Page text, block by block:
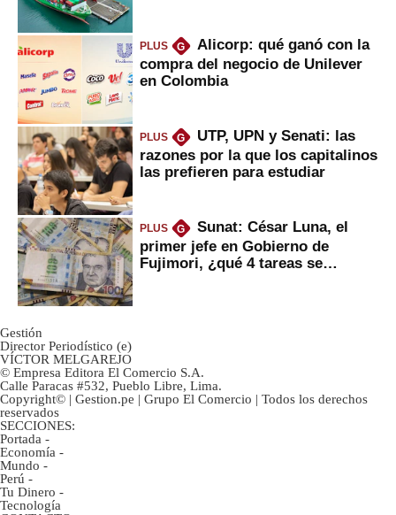
PLUS G
Alicorp: qué ganó con la
compra del negocio de Unilever
en Colombia
PLUS G
UTP, UPN y Senati: las
razones por la que los capitalinos
las prefieren para estudiar
PLUS G
Sunat: César Luna, el
primer jefe en Gobierno de
Fujimori, ¿qué 4 tareas se
Gestión
Director Periodístico (e)
VÍCTOR MELGAREJO
© Empresa Editora El Comercio S.A.
Calle Paracas #532, Pueblo Libre, Lima.
Copyright© | Gestion.pe | Grupo El Comercio | Todos los derechos
reservados
SECCIONES:
Portada -
Economía -
Mundo -
Perú -
Tu Dinero -
Tecnología